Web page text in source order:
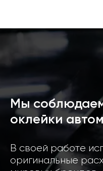
Мы
оклейки
В своей работе
оригинальные